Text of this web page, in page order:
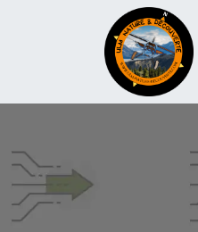
Se rendre au contenu